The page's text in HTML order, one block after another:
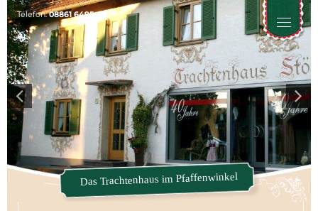
Toggle
Telefon:08861 6495
Das Trachtenhaus im Pfaffenwinkel